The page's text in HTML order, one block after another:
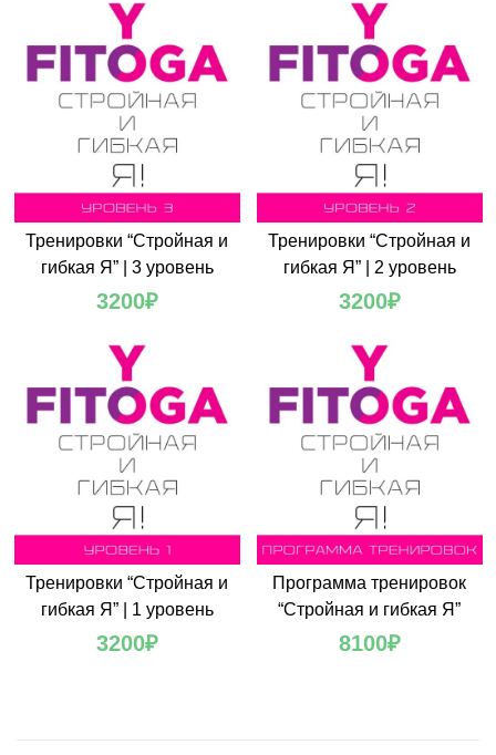
Тренировки “Стройная и
гибкая Я” | 3 уровень
3200₽
Тренировки “Стройная и
гибкая Я” | 2 уровень
3200₽
Тренировки “Стройная и
гибкая Я” | 1 уровень
3200₽
Программа тренировок
“Стройная и гибкая Я”
8100₽